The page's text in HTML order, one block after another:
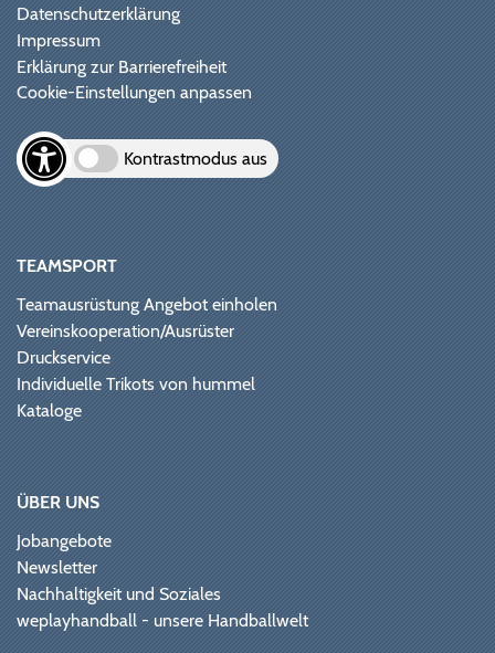
Datenschutzerklärung
Impressum
Erklärung zur Barrierefreiheit
Cookie-Einstellungen anpassen
Kontrastmodus aus
TEAMSPORT
Teamausrüstung Angebot einholen
Vereinskooperation/Ausrüster
Druckservice
Individuelle Trikots von hummel
Kataloge
ÜBER UNS
Jobangebote
Newsletter
Nachhaltigkeit und Soziales
weplayhandball - unsere Handballwelt